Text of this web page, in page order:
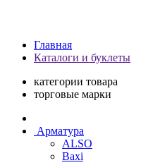
Главная
Каталоги и буклеты
категории товара
торговые марки
Арматура
ALSO
Baxi